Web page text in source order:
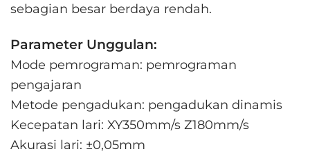
sebagian besar berdaya rendah.
Parameter Unggulan:
Mode pemrograman: pemrograman
pengajaran
Metode pengadukan: pengadukan dinamis
Kecepatan lari: XY350mm/s Z180mm/s
Akurasi lari: ±0,05mm